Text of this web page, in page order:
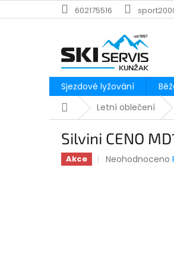
na
602175516
Sjezdové lyžování
DomůLetní oblečení
Silvini CENO
Akce
Průměrné
Neohodnoceno